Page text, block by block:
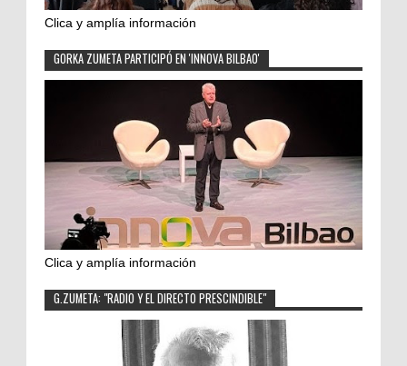
Clica y amplía información
GORKA ZUMETA PARTICIPÓ EN 'INNOVA BILBAO'
Clica y amplía información
G.ZUMETA: "RADIO Y EL DIRECTO PRESCINDIBLE"